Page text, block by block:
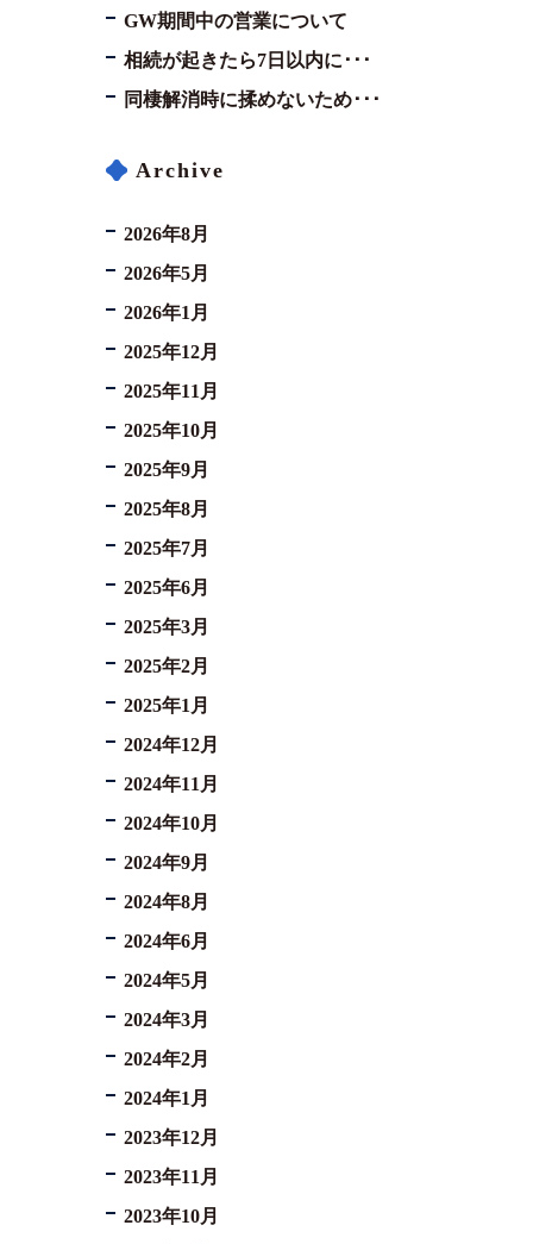
弁護士ブログ
コロナと労働問題
資料ダウンロード
プライバシーポリシー
お電話はこちらから
GW期間中の営業について
相続が起きたら7日以内に･･･
同棲解消時に揉めないため･･･
Archive
2026年8月
2026年5月
2026年1月
2025年12月
2025年11月
2025年10月
2025年9月
2025年8月
2025年7月
2025年6月
2025年3月
2025年2月
2025年1月
2024年12月
2024年11月
2024年10月
2024年9月
2024年8月
2024年6月
2024年5月
2024年3月
2024年2月
2024年1月
2023年12月
2023年11月
2023年10月